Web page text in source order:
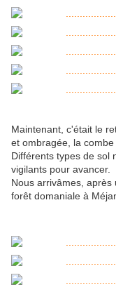
Maintenant, c'était le
et ombragée, la combe
Différents types de sol
vigilants pour avancer.
Nous arrivâmes,
forêt domaniale à